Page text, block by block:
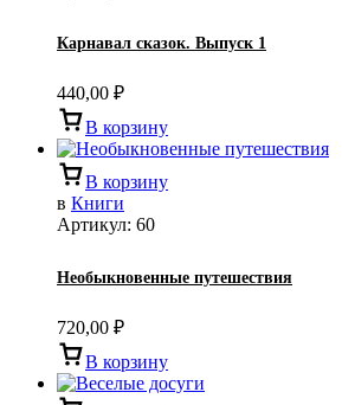
Карнавал сказок. Выпуск 1
440,00 ₽
В корзину
В корзину
в Книги
Артикул: 60
Необыкновенные путешествия
720,00 ₽
В корзину